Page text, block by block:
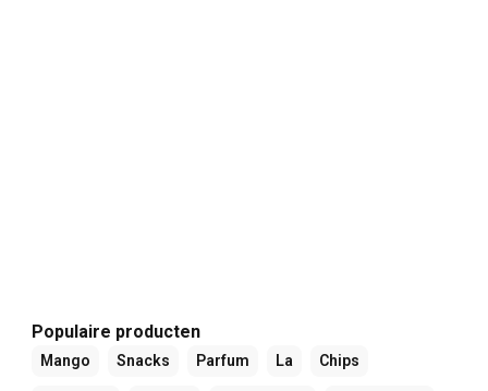
Populaire producten
Mango Snacks Parfum La Chips